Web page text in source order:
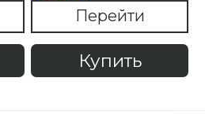
Перейти
Купить